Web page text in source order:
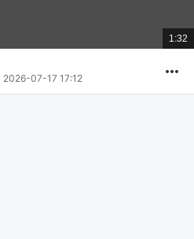
總
共
1:32
2026-07-17 17:12